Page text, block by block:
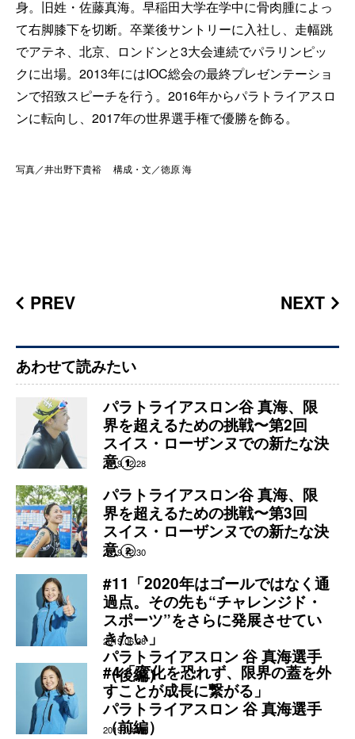
身。旧姓・佐藤真海。早稲田大学在学中に骨肉腫によっ
て右脚膝下を切断。卒業後サントリーに入社し、走幅跳
でアテネ、北京、ロンドンと3大会連続でパラリンピッ
クに出場。2013年にはIOC総会の最終プレゼンテーショ
ンで招致スピーチを行う。2016年からパラトライアスロ
ンに転向し、2017年の世界選手権で優勝を飾る。
写真／井出野下貴裕 構成・文／徳原 海
PREV NEXT
あわせて読みたい
パラトライアスロン谷 真海、限
界を超えるための挑戦〜第2回
スイス・ローザンヌでの新たな決
意①
2019.12.28
パラトライアスロン谷 真海、限
界を超えるための挑戦〜第3回
スイス・ローザンヌでの新たな決
意②
2019.12.30
#11「2020年はゴールではなく通
過点。その先も“チャレンジド・
スポーツ”をさらに発展させてい
きたい」
パラトライアスロン 谷 真海選手
（後編）
2019.06.28
#4「変化を恐れず、限界の蓋を外
すことが成長に繋がる」
パラトライアスロン 谷 真海選手
（前編）
2019.04.22